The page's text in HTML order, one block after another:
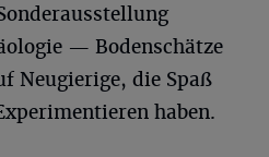
— Bodenschätze
Neugierige, die Spaß
haben.